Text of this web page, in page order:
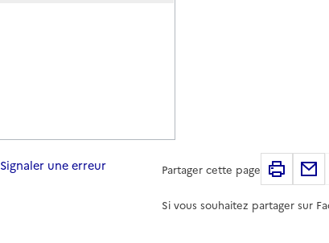
Signaler une erreur Partager cette page
Si vous souhaitez partager sur